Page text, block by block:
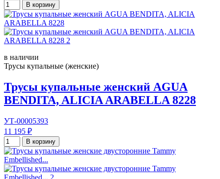
В корзину
в наличии
Трусы купальные (женские)
Трусы купальные женский AGUA
BENDITA, ALICIA ARABELLA 8228
УТ-00005393
11 195 ₽
В корзину